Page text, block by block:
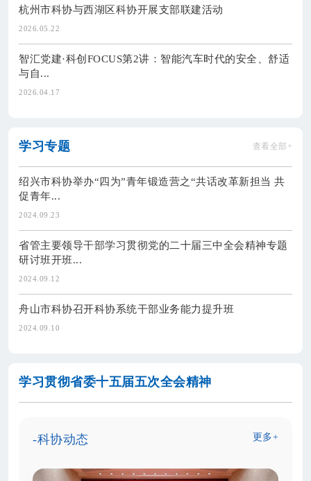
杭州市科协与西湖区科协开展支部联建活动
2026.05.22
智汇党建·科创FOCUS第2讲：智能汽车时代的安全、舒适
与自...
2026.04.17
学习专题 查看全部+
绍兴市科协举办“四为”青年锻造营之“共话改革新担当 共
促青年...
2024.09.23
省管主要领导干部学习贯彻党的二十届三中全会精神专题
研讨班开班...
2024.09.12
舟山市科协召开科协系统干部业务能力提升班
2024.09.10
学习贯彻省委十五届五次全会精神
-科协动态 更多+